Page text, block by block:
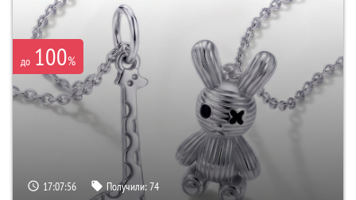
до 100%
17:07:55 Получили:74